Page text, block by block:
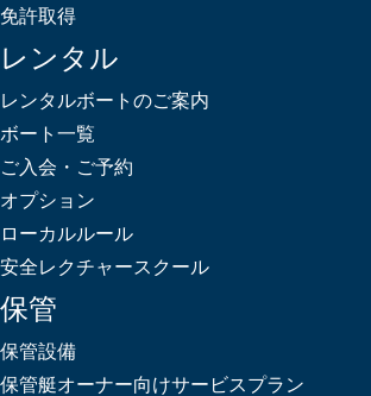
免許取得
レンタル
レンタルボートのご案内
ボート一覧
ご入会・ご予約
オプション
ローカルルール
安全レクチャースクール
保管
保管設備
保管艇オーナー向けサービスプラン